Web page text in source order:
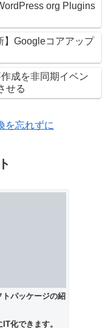
org Plugins
】Googleコアアップ
作成を非同期イベン
せる
パッケージの紹
化できます。